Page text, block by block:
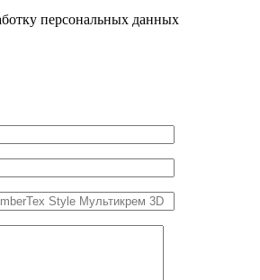
персональных данных